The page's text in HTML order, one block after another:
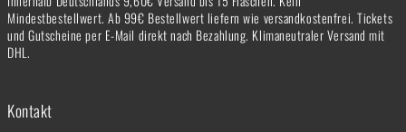
Mindestbestellwert. Ab 99€ Bestellwert liefern wie versandkostenfrei. Tickets
und Gutscheine per E-Mail direkt nach Bezahlung. Klimaneutraler Versand mit
DHL.
Kontakt